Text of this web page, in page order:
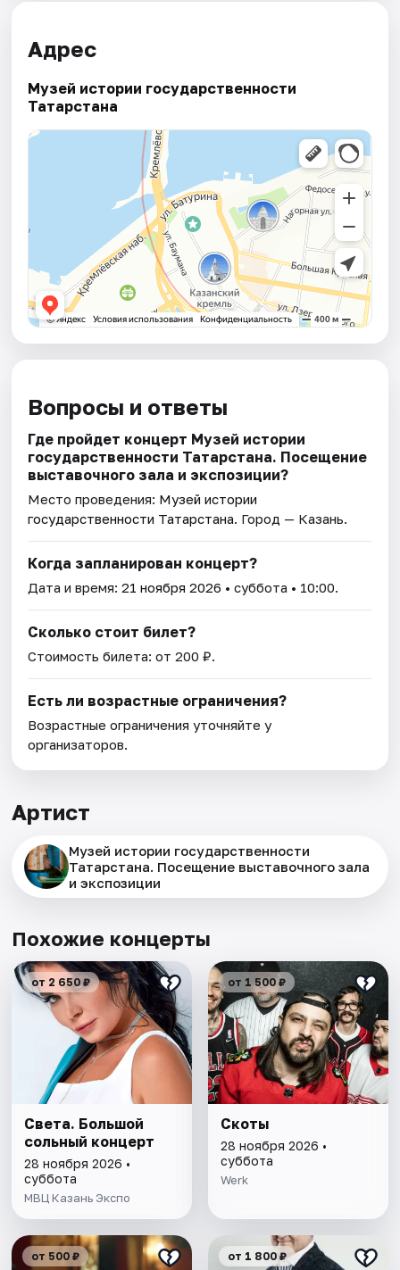
Адрес
Музей истории государственности
Татарстана
Вопросы и ответы
Где пройдет концерт Музей истории
государственности Татарстана. Посещение
выставочного зала и экспозиции?
Место проведения: Музей истории
государственности Татарстана. Город — Казань.
Когда запланирован концерт?
Дата и время:21 ноября 2026 • суббота • 10:00.
Сколько стоит билет?
Стоимость билета: от 200 ₽.
Есть ли возрастные ограничения?
Возрастные ограничения уточняйте у
организаторов.
Артист
Музей истории государственности
Татарстана. Посещение выставочного зала
и экспозиции
Похожие концерты
от 2 650 ₽
Света. Большой
сольный концерт
28 ноября 2026 •
суббота
МВЦ Казань Экспо
от 1 500 ₽
Скоты
28 ноября 2026 •
суббота
Werk
от 500 ₽ от 1 800 ₽